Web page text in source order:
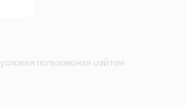
пользования сайтом